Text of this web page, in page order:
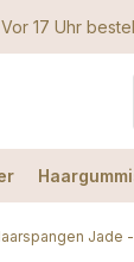
am selben Tag
Jade -